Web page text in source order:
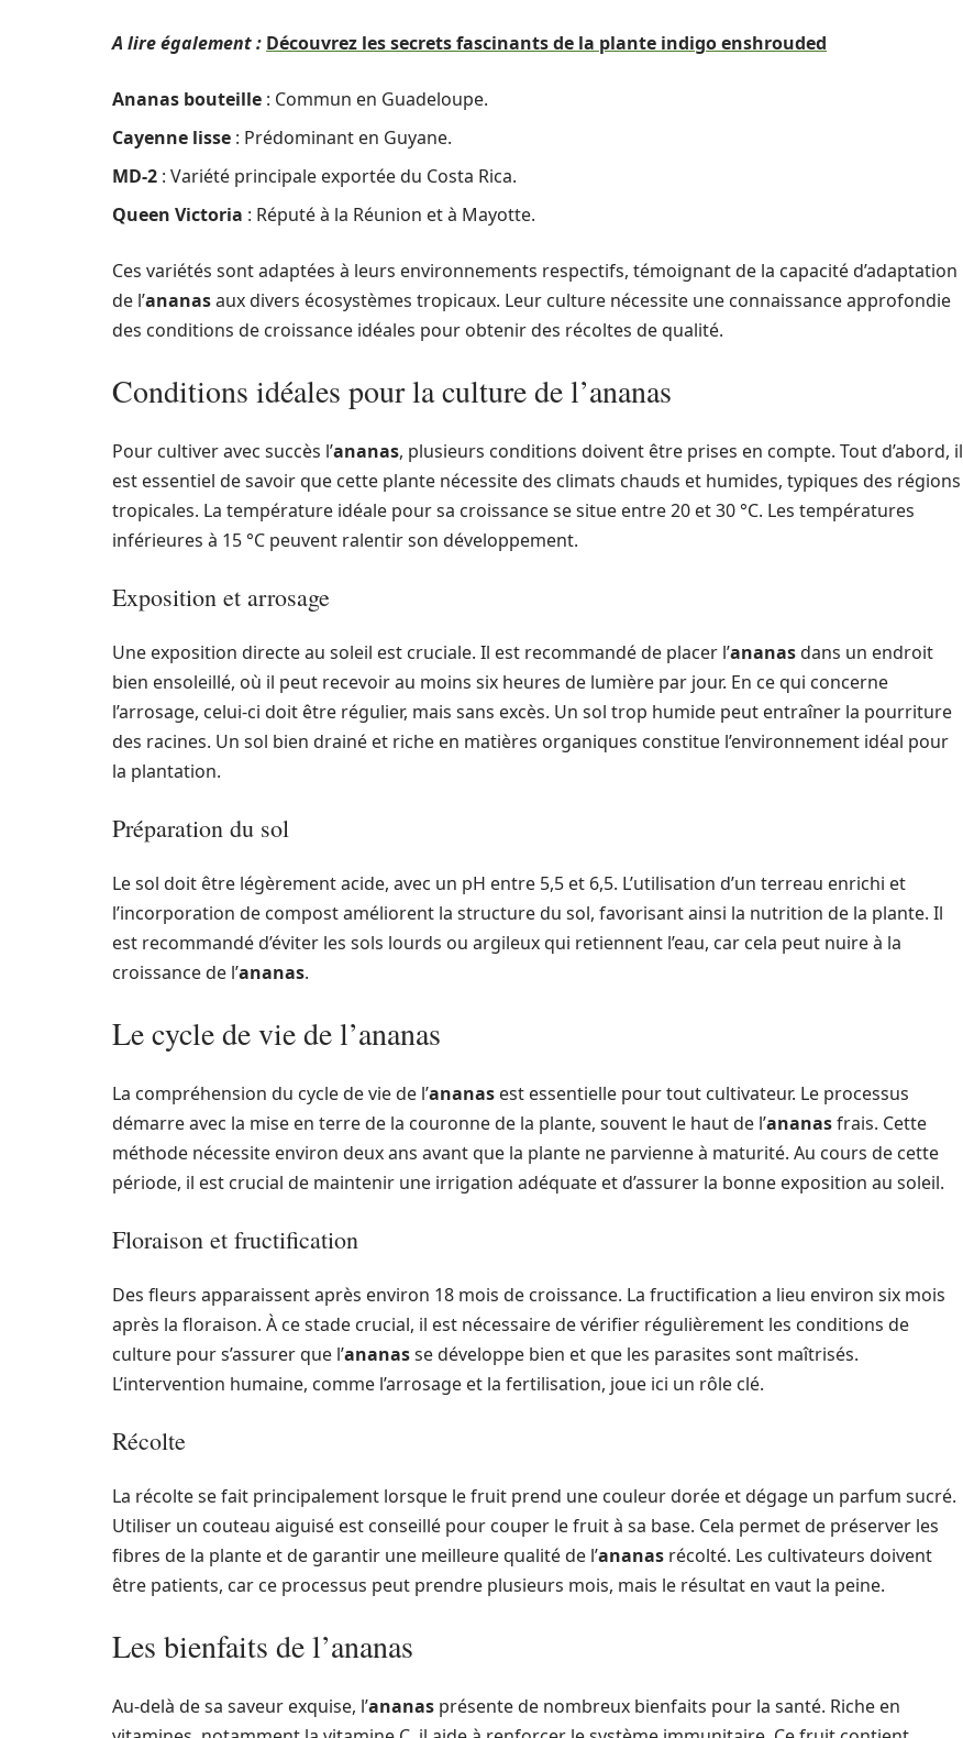
A lire également : Découvrez les secrets fascinants de la plante indigo enshrouded
Ananas bouteille : Commun en Guadeloupe.
Cayenne lisse : Prédominant en Guyane.
MD-2 : Variété principale exportée du Costa Rica.
Queen Victoria : Réputé à la Réunion et à Mayotte.
Ces variétés sont adaptées à leurs environnements respectifs, témoignant de la capacité d’adaptation
de l’ananasaux divers écosystèmes tropicaux. Leur culture nécessite une connaissance approfondie
des conditions de croissance idéales pour obtenir des récoltes de qualité.
Conditions idéales pour la culture de l’ananas
Pour cultiver avec succès l’ananas, plusieurs conditions doivent être prises en compte. Tout d’abord, il
est essentiel de savoir que cette plante nécessite des climats chauds et humides, typiques des régions
tropicales. La température idéale pour sa croissance se situe entre 20 et 30 °C. Les températures
inférieures à 15 °C peuvent ralentir son développement.
Exposition et arrosage
Une exposition directe au soleil est cruciale. Il est recommandé de placer l’ananasdans un endroit
bien ensoleillé, où il peut recevoir au moins six heures de lumière par jour. En ce qui concerne
l’arrosage, celui-ci doit être régulier, mais sans excès. Un sol trop humide peut entraîner la pourriture
des racines. Un sol bien drainé et riche en matières organiques constitue l’environnement idéal pour
la plantation.
Préparation du sol
Le sol doit être légèrement acide, avec un pH entre 5,5 et 6,5. L’utilisation d’un terreau enrichi et
l’incorporation de compost améliorent la structure du sol, favorisant ainsi la nutrition de la plante. Il
est recommandé d’éviter les sols lourds ou argileux qui retiennent l’eau, car cela peut nuire à la
croissance de l’ananas.
Le cycle de vie de l’ananas
La compréhension du cycle de vie de l’ananas est essentielle pour tout cultivateur. Le processus
démarre avec la mise en terre de la couronne de la plante, souvent le haut de l’ananasfrais. Cette
méthode nécessite environ deux ans avant que la plante ne parvienne à maturité. Au cours de cette
période, il est crucial de maintenir une irrigation adéquate et d’assurer la bonne exposition au soleil.
Floraison et fructification
Des fleurs apparaissent après environ 18 mois de croissance. La fructification a lieu environ six mois
après la floraison. À ce stade crucial, il est nécessaire de vérifier régulièrement les conditions de
culture pour s’assurer que l’ananasse développe bien et que les parasites sont maîtrisés.
L’intervention humaine, comme l’arrosage et la fertilisation, joue ici un rôle clé.
Récolte
La récolte se fait principalement lorsque le fruit prend une couleur dorée et dégage un parfum sucré.
Utiliser un couteau aiguisé est conseillé pour couper le fruit à sa base. Cela permet de préserver les
fibres de la plante et de garantir une meilleure qualité de l’ananas récolté. Les cultivateurs doivent
être patients, car ce processus peut prendre plusieurs mois, mais le résultat en vaut la peine.
Les bienfaits de l’ananas
Au-delà de sa saveur exquise, l’ananas présente de nombreux bienfaits pour la santé. Riche en